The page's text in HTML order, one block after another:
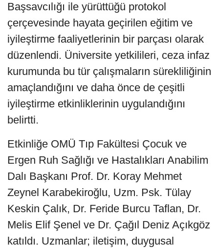
Başsavcılığı ile yürüttüğü protokol
çerçevesinde hayata geçirilen eğitim ve
iyileştirme faaliyetlerinin bir parçası olarak
düzenlendi. Üniversite yetkilileri, ceza infaz
kurumunda bu tür çalışmaların sürekliliğinin
amaçlandığını ve daha önce de çeşitli
iyileştirme etkinliklerinin uygulandığını
belirtti.
Etkinliğe OMÜ Tıp Fakültesi Çocuk ve
Ergen Ruh Sağlığı ve Hastalıkları Anabilim
Dalı Başkanı Prof. Dr. Koray Mehmet
Zeynel Karabekiroğlu, Uzm. Psk. Tülay
Keskin Çalık, Dr. Feride Burcu Taflan, Dr.
Melis Elif Şenel ve Dr. Çağıl Deniz Açıkgöz
katıldı. Uzmanlar; iletişim, duygusal